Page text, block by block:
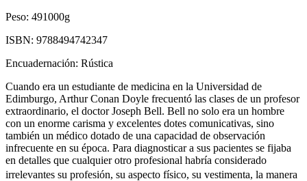
Peso: 491000g
ISBN: 9788494742347
Encuadernación: Rústica
Cuando era un estudiante de medicina en la Universidad de
Edimburgo, Arthur Conan Doyle frecuentó las clases de un profesor
extraordinario, el doctor Joseph Bell. Bell no solo era un hombre
con un enorme carisma y excelentes dotes comunicativas, sino
también un médico dotado de una capacidad de observación
infrecuente en su época. Para diagnosticar a sus pacientes se fijaba
en detalles que cualquier otro profesional habría considerado
irrelevantes su profesión, su aspecto físico, su vestimenta, la manera